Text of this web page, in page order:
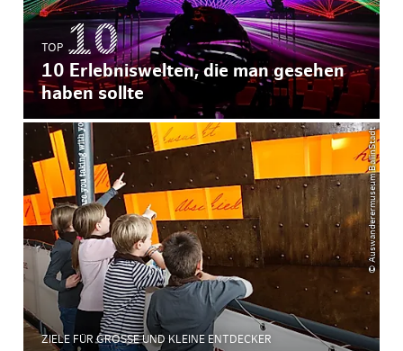
TOP
10 Erlebniswelten, die man gesehen
haben sollte
© Auswanderermuseum BallinStadt
ZIELE FÜR GROSSE UND KLEINE ENTDECKER